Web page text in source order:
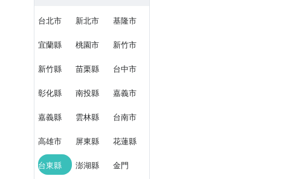
台北市 新北市 基隆市
宜蘭縣 桃園市 新竹市
新竹縣 苗栗縣 台中市
彰化縣 南投縣 嘉義市
嘉義縣 雲林縣 台南市
高雄市 屏東縣 花蓮縣
台東縣 澎湖縣 金門